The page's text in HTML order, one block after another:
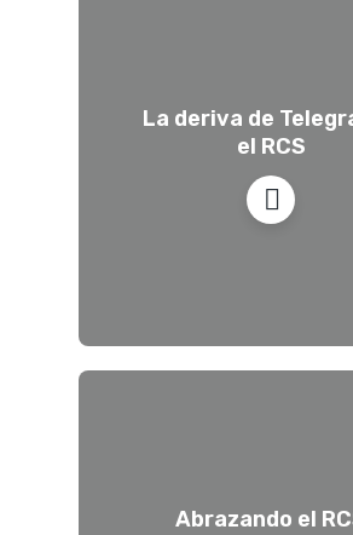
La deriva de
el RCS
Abrazando el